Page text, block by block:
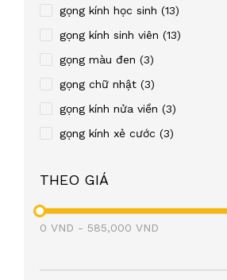
gọng kính học sinh (13)
gọng kính sinh viên (13)
gọng màu đen (3)
gọng chữ nhật (3)
gọng kính nửa viền (3)
gọng kính xẻ cước (3)
gọng manako
gọng kim loại(3)
THEO GIÁ
0 VND - 585,000 VND